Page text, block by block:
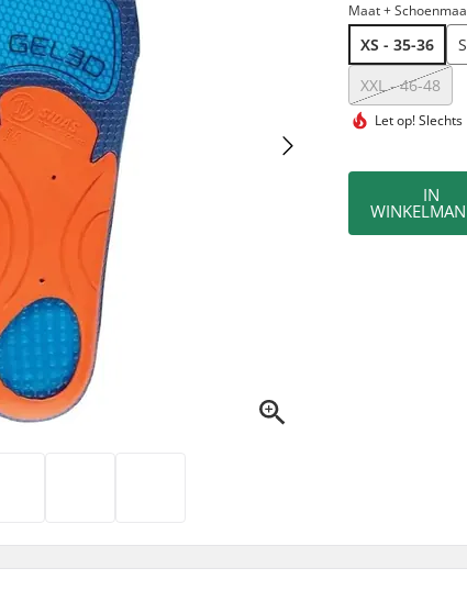
Maat +
XS - 35-36
XXL - 46-48
Let op!
IN